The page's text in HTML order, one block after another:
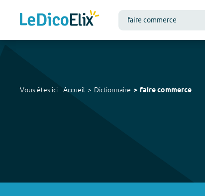
Vous êtes ici : Accueil Dictionnaire faire commerce